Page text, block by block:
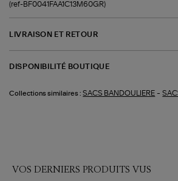
(ref-BF0041FAA1C13M60GR)
LIVRAISON ET RETOUR
DISPONIBILITÉ BOUTIQUE
Collections similaires : SACS BANDOULIERE -
VOS DERNIERS PRODUITS VUS